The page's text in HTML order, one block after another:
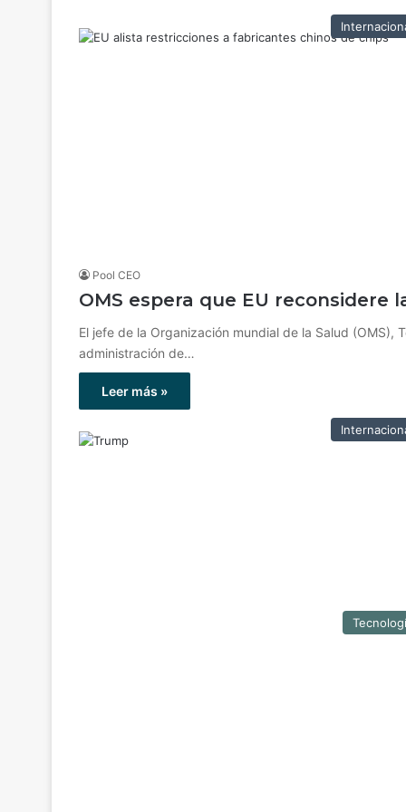
Pool CEO
OMS espera que EU reconsidere
El jefe de la Organización mundial de la Salud (OMS),
administración de…
Leer más »